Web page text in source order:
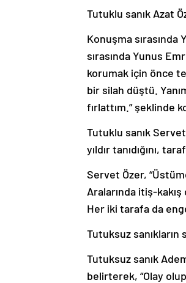
Tutuklu sanık Azat
Konuşma sırasında
sırasında Yunus
korumak için önce
bir silah düştü.
fırlattım.” şeklinde
Tutuklu sanık
yıldır tanıdığını,
Servet Özer,
Aralarında itiş-
Her iki tarafa da
Tutuksuz sanıkların
Tutuksuz sanık
belirterek, “Olay